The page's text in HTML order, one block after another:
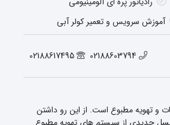
آموزش سرویس و تعمیر کولر آبی
02188603794
02188617495
و تهویه مطبوع است. از این رو داشتن